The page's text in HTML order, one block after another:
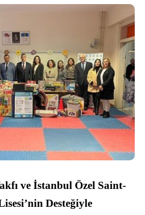
ve İstanbul Özel Saint-
Desteğiyle